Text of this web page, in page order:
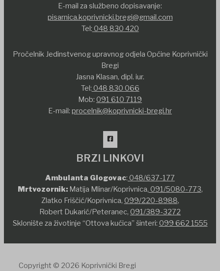
E-mail za službeno dopisavanje:
pisarnica.koprivnicki.bregi@gmail.com
Tel: 048 830 420
Pročelnik Jedinstvenog upravnog odjela Općine Koprivnički
Bregi
Jasna Klasan, dipl. iur.
Tel: 048 830 066
Mob: 091 610 7119
E-mail: procelnik@koprivnicki-bregi.hr
BRZI LINKOVI
Ambulanta Glogovac: 048/637-177
Mrtvozornik:Matija Mlinar/Koprivnica, 091/5080-773,
Zlatko Friščić/Koprivnica, 099/220-8988,
Robert Dukarić/Peteranec, 091/389-3272
Sklonište za životinje “Ottova kućica” šinteri: 099 662 1555
Copyright © 2026 Koprivnički Bregi